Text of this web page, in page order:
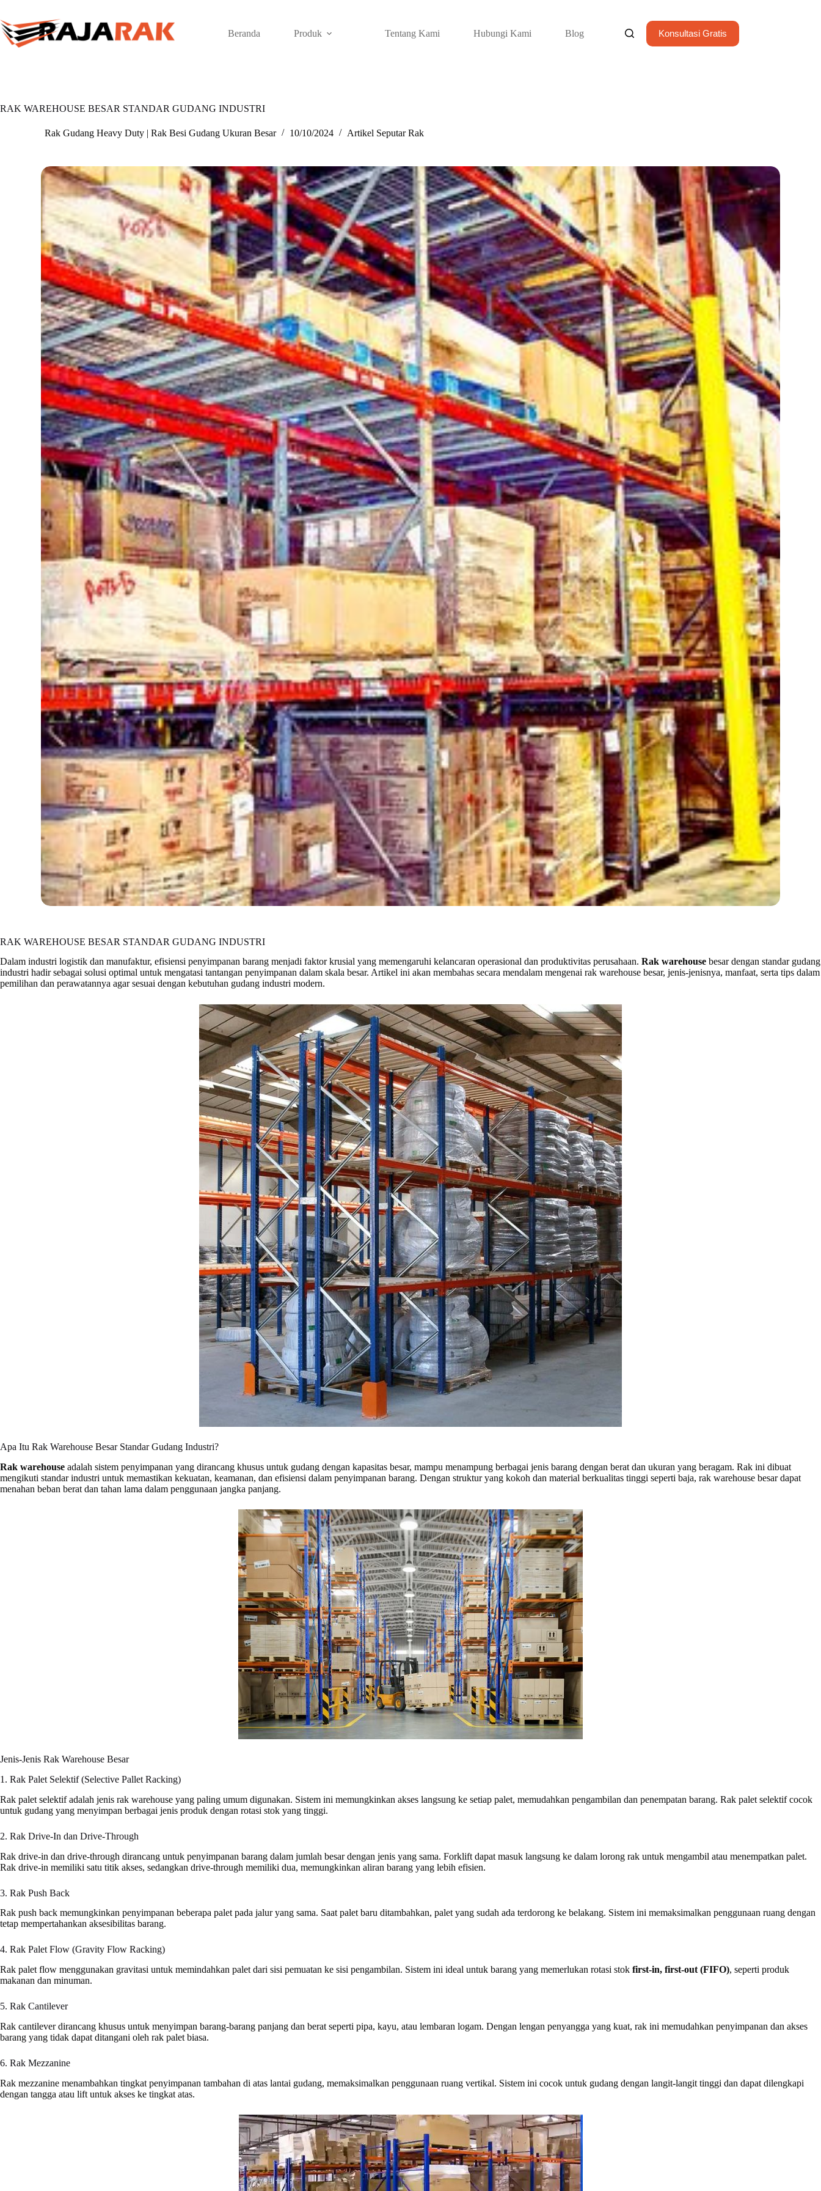
content
Beranda Produk Tentang Kami Hubungi Kami Blog Konsultasi Gratis
RAK WAREHOUSE BESAR STANDAR GUDANG INDUSTRI
Rak Gudang Heavy Duty | Rak Besi Gudang Ukuran Besar 10/10/2024 Artikel Seputar Rak
RAK WAREHOUSE BESAR STANDAR GUDANG INDUSTRI
Dalam industri logistik dan manufaktur, efisiensi penyimpanan barang menjadi faktor krusial yang memengaruhi kelancaran operasional dan produktivitas perusahaan. Rak warehouse besar dengan standar gudang
industri hadir sebagai solusi optimal untuk mengatasi tantangan penyimpanan dalam skala besar. Artikel ini akan membahas secara mendalam mengenai rak warehouse besar, jenis-jenisnya, manfaat, serta tips dalam
pemilihan dan perawatannya agar sesuai dengan kebutuhan gudang industri modern.
Apa Itu Rak Warehouse Besar Standar Gudang Industri?
Rak warehouse adalah sistem penyimpanan yang dirancang khusus untuk gudang dengan kapasitas besar, mampu menampung berbagai jenis barang dengan berat dan ukuran yang beragam. Rak ini dibuat
mengikuti standar industri untuk memastikan kekuatan, keamanan, dan efisiensi dalam penyimpanan barang. Dengan struktur yang kokoh dan material berkualitas tinggi seperti baja, rak warehouse besar dapat
menahan beban berat dan tahan lama dalam penggunaan jangka panjang.
Jenis-Jenis Rak Warehouse Besar
1. Rak Palet Selektif (Selective Pallet Racking)
Rak palet selektif adalah jenis rak warehouse yang paling umum digunakan. Sistem ini memungkinkan akses langsung ke setiap palet, memudahkan pengambilan dan penempatan barang. Rak palet selektif cocok
untuk gudang yang menyimpan berbagai jenis produk dengan rotasi stok yang tinggi.
2. Rak Drive-In dan Drive-Through
Rak drive-in dan drive-through dirancang untuk penyimpanan barang dalam jumlah besar dengan jenis yang sama. Forklift dapat masuk langsung ke dalam lorong rak untuk mengambil atau menempatkan palet.
Rak drive-in memiliki satu titik akses, sedangkan drive-through memiliki dua, memungkinkan aliran barang yang lebih efisien.
3. Rak Push Back
Rak push back memungkinkan penyimpanan beberapa palet pada jalur yang sama. Saat palet baru ditambahkan, palet yang sudah ada terdorong ke belakang. Sistem ini memaksimalkan penggunaan ruang dengan
tetap mempertahankan aksesibilitas barang.
4. Rak Palet Flow (Gravity Flow Racking)
Rak palet flow menggunakan gravitasi untuk memindahkan palet dari sisi pemuatan ke sisi pengambilan. Sistem ini ideal untuk barang yang memerlukan rotasi stok first-in, first-out (FIFO), seperti produk
makanan dan minuman.
5. Rak Cantilever
Rak cantilever dirancang khusus untuk menyimpan barang-barang panjang dan berat seperti pipa, kayu, atau lembaran logam. Dengan lengan penyangga yang kuat, rak ini memudahkan penyimpanan dan akses
barang yang tidak dapat ditangani oleh rak palet biasa.
6. Rak Mezzanine
Rak mezzanine menambahkan tingkat penyimpanan tambahan di atas lantai gudang, memaksimalkan penggunaan ruang vertikal. Sistem ini cocok untuk gudang dengan langit-langit tinggi dan dapat dilengkapi
dengan tangga atau lift untuk akses ke tingkat atas.